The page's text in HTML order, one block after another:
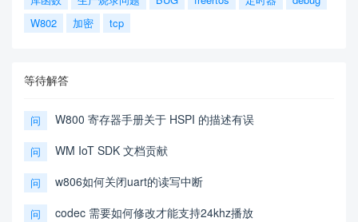
W802
加密 tcp
等待解答
问 W800 寄存器手册关于 HSPI 的描述有误
问 WM IoT SDK 文档贡献
问 w806如何关闭uart的读写中断
问 codec 需要如何修改才能支持24khz播放